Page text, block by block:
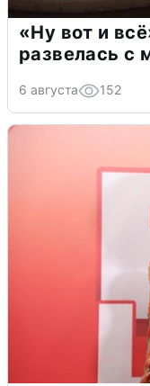
«Ну вот и
развелась
6 августа 152